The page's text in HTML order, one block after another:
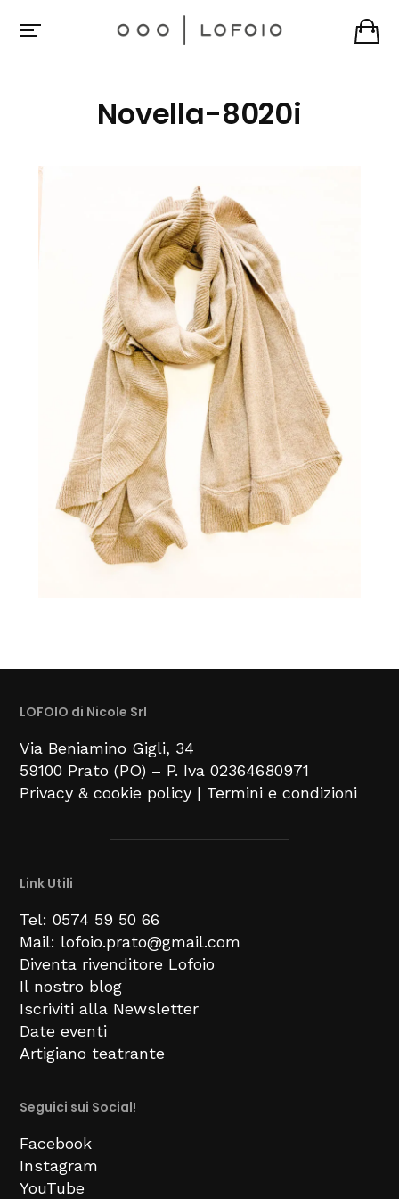
Novella-8020i
LOFOIO di Nicole Srl
Via Beniamino Gigli, 34
59100 Prato (PO) – P. Iva 02364680971
Privacy & cookie policy | Termini e condizioni
Link Utili
Tel: 0574 59 50 66
Mail: lofoio.prato@gmail.com
Diventa rivenditore Lofoio
Il nostro blog
Iscriviti alla Newsletter
Date eventi
Artigiano teatrante
Seguici sui Social!
Facebook
Instagram
YouTube